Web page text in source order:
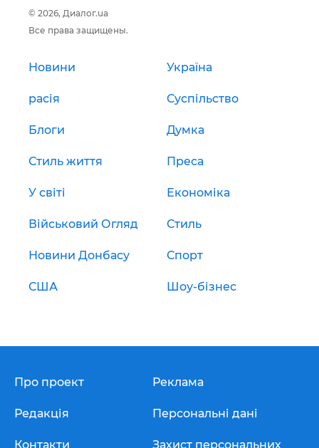
© 2026, Диалог.ua
Все права защищены.
Новини Україна
расія Суспільство
Блоги Думка
Стиль життя Преса
У світі Економіка
Військовий Огляд Стиль
Новини Донбасу Спорт
США Шоу-бізнес
Про проект
Редакція
Контакти
Реклама
Персональні дані
Захист персональних